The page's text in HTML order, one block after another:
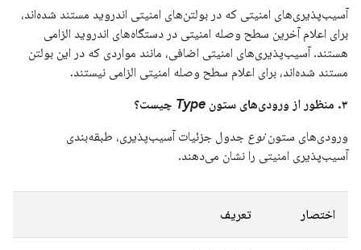
آسیب‌پذیری‌های امنیتی که در بولتن‌های امنیتی اندروید مستند شده‌اند،
برای اعلام آخرین سطح وصله امنیتی در دستگاه‌های اندروید الزامی
هستند. آسیب‌پذیری‌های امنیتی اضافی، مانند مواردی که در این بولتن
مستند شده‌اند، برای اعلام سطح وصله امنیتی الزامی نیستند.
۳. منظور از ورودی‌های ستون
Type چیست؟
ورودی‌های ستوننوع جدول جزئیات آسیب‌پذیری، طبقه‌بندی
آسیب‌پذیری امنیتی را نشان می‌دهند.
اختصار تعریف